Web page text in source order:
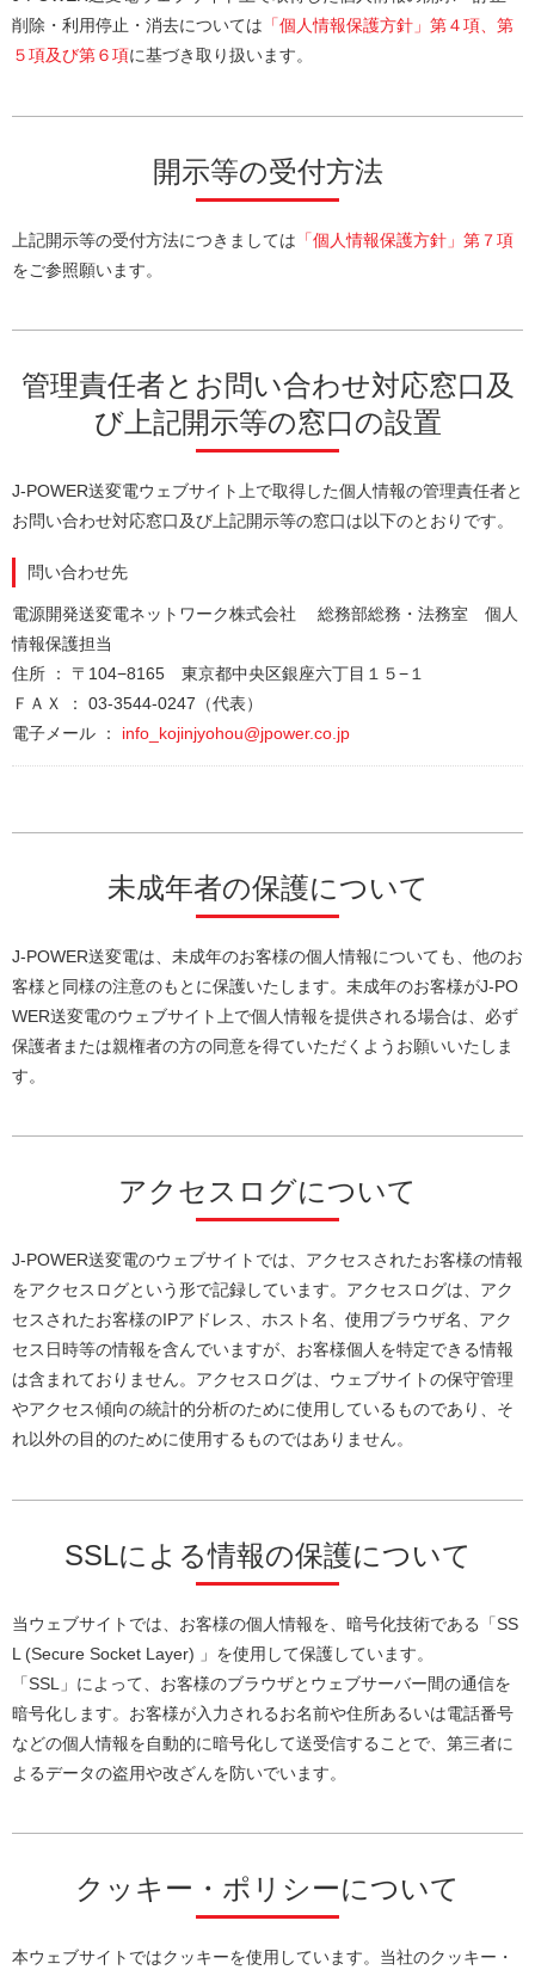
削除・利用停止・消去については 「個人情報保護方針」第４項、第
５項及び第６項に基づき取り扱います。
開示等の受付方法
上記開示等の受付方法につきましては 「個人情報保護方針」第７項
をご参照願います。
管理責任者とお問い合わせ対応窓口及
び上記開示等の窓口の設置
J-POWER送変電ウェブサイト上で取得した個人情報の管理責任者と
お問い合わせ対応窓口及び上記開示等の窓口は以下のとおりです。
問い合わせ先
電源開発送変電ネットワーク株式会社 総務部総務・法務室 個人
情報保護担当
住所 ： 〒104−8165 東京都中央区銀座六丁目１５−１
ＦＡＸ ： 03-3544-0247（代表）
電子メール ： info_kojinjyohou@jpower.co.jp
未成年者の保護について
J-POWER送変電は、未成年のお客様の個人情報についても、他のお
客様と同様の注意のもとに保護いたします。未成年のお客様がJ-PO
WER送変電のウェブサイト上で個人情報を提供される場合は、必ず
保護者または親権者の方の同意を得ていただくようお願いいたしま
す。
アクセスログについて
J-POWER送変電のウェブサイトでは、アクセスされたお客様の情報
をアクセスログという形で記録しています。アクセスログは、アク
セスされたお客様のIPアドレス、ホスト名、使用ブラウザ名、アク
セス日時等の情報を含んでいますが、お客様個人を特定できる情報
は含まれておりません。アクセスログは、ウェブサイトの保守管理
やアクセス傾向の統計的分析のために使用しているものであり、そ
れ以外の目的のために使用するものではありません。
SSLによる情報の保護について
当ウェブサイトでは、お客様の個人情報を、暗号化技術である「SS
L (Secure Socket Layer) 」を使用して保護しています。
「SSL」によって、お客様のブラウザとウェブサーバー間の通信を
暗号化します。お客様が入力されるお名前や住所あるいは電話番号
などの個人情報を自動的に暗号化して送受信することで、第三者に
よるデータの盗用や改ざんを防いでいます。
クッキー・ポリシーについて
本ウェブサイトではクッキーを使用しています。当社のクッキー・